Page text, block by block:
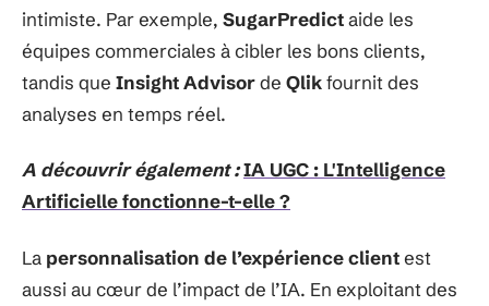
intimiste. Par exemple, SugarPredictaide les
équipes commerciales à cibler les bons clients,
tandis que Insight Advisorde Qlikfournit des
analyses en temps réel.
A découvrir également :IA UGC : L'Intelligence
Artificielle fonctionne-t-elle ?
La personnalisation de l’expérience clientest
aussi au cœur de l’impact de l’IA. En exploitant des